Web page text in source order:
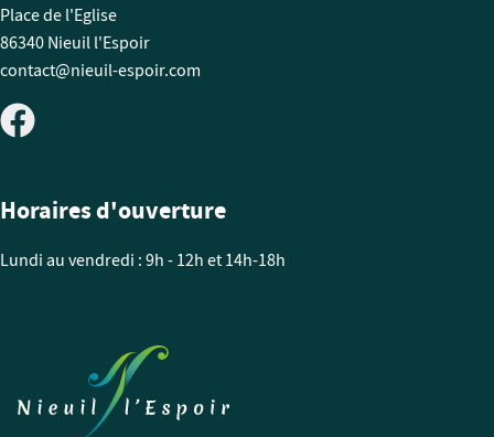
Place de l'Eglise
86340 Nieuil l'Espoir
contact@nieuil-espoir.com
Horaires d'ouverture
Lundi au vendredi : 9h - 12h et 14h-18h